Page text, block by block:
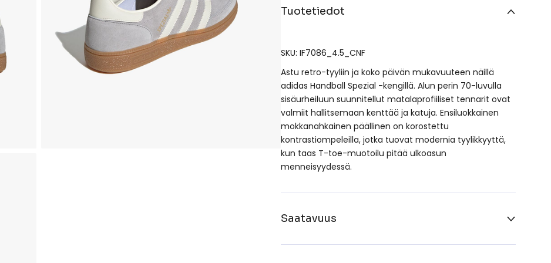
Tuotetiedot
SKU: IF7086_4.5_CNF
Astu retro-tyyliin ja koko päivän mukavuuteen näillä
adidas Handball Spezial -kengillä. Alun perin 70-luvulla
sisäurheiluun suunnitellut matalaprofiiliset tennarit ovat
valmiit hallitsemaan kenttää ja katuja. Ensiluokkainen
mokkanahkainen päällinen on korostettu
kontrastiompeleilla, jotka tuovat modernia tyylikkyyttä,
kun taas T-toe-muotoilu pitää ulkoasun
menneisyydessä.
Saatavuus